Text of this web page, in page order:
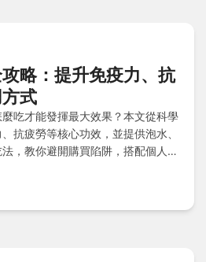
略：提升免疫力、抗
式
吃才能發揮最大效果？本文從科學
抗疲勞等核心功效，並提供泡水、
，教你避開購買陷阱，搭配個人經